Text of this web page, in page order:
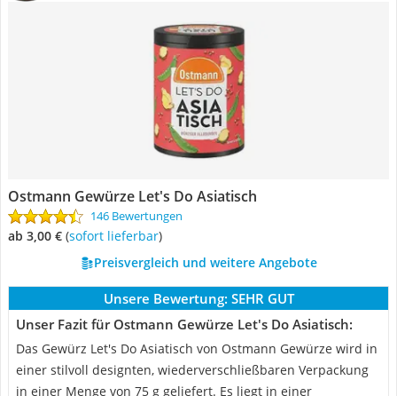
Ostmann Gewürze Let's Do Asiatisch
146 Bewertungen
ab 3,00 € ( Sofort lieferbar)
Preisvergleich und weitere Angebote
Unsere Bewertung: SEHR GUT
Unser Fazit für Ostmann Gewürze Let's Do Asiatisch:
Das Gewürz Let's Do Asiatisch von Ostmann Gewürze wird in
einer stilvoll designten, wiederverschließbaren Verpackung
in einer Menge von 75 g geliefert. Es liegt in einer